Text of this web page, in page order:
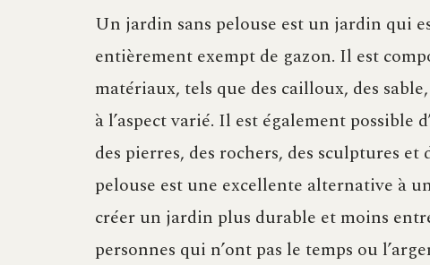
Un jardin sans pelouse est un jardin qui
entièrement exempt de gazon. Il est
matériaux, tels que des cailloux, des
à l’aspect varié. Il est également possible
des pierres, des rochers, des sculptures
pelouse est une excellente alternative à
créer un jardin plus durable et moins
personnes qui n’ont pas le temps ou